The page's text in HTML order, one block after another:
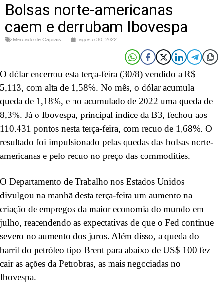
Bolsas norte-americanas
caem e derrubam Ibovespa
Mercado de Capitais agosto 30, 2022
O dólar encerrou esta terça-feira (30/8) vendido a R$
5,113, com alta de 1,58%. No mês, o dólar acumula
queda de 1,18%, e no acumulado de 2022 uma queda de
8,3%. Já o Ibovespa, principal índice da B3, fechou aos
110.431 pontos nesta terça-feira, com recuo de 1,68%. O
resultado foi impulsionado pelas quedas das bolsas norte-
americanas e pelo recuo no preço das commodities.
O Departamento de Trabalho nos Estados Unidos
divulgou na manhã desta terça-feira um aumento na
criação de empregos da maior economia do mundo em
julho, reacendendo as expectativas de que o Fed continue
severo no aumento dos juros. Além disso, a queda do
barril do petróleo tipo Brent para abaixo de US$ 100 fez
cair as ações da Petrobras, as mais negociadas no
Ibovespa.